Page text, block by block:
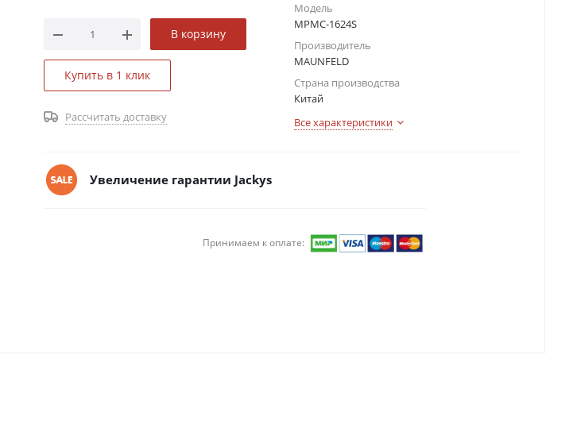
В корзину
Купить в 1 клик
Рассчитать доставку
Модель
MPMC-1624S
Производитель
MAUNFELD
Страна производства
Китай
Все характеристики
Увеличение гарантии Jackys
Принимаем к оплате: